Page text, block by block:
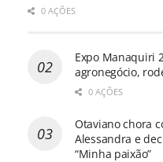
0 AÇÕES
Expo Manaquiri
agronegócio,
0 AÇÕES
Otaviano chora
Alessandra e
“Minha paixão”